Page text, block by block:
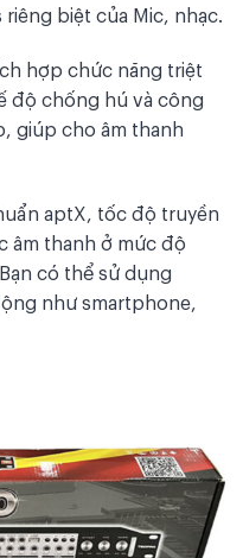
biệt của Mic, nhạc.
hợp chức năng triệt
độ chống hú và công
giúp cho âm thanh
aptX, tốc độ truyền
âm thanh ở mức độ
có thể sử dụng
như smartphone,